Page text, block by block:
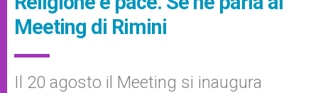
Meeting di Rimini
Il 20 agosto il Meeting si inaugura